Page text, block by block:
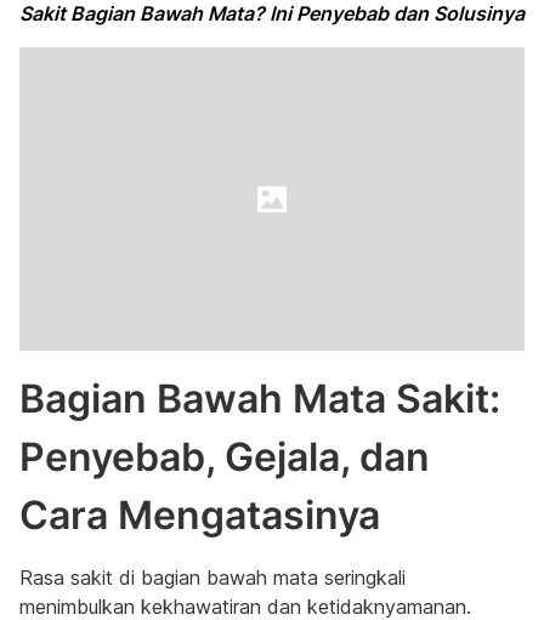
Sakit Bagian Bawah Mata? Ini Penyebab dan Solusinya
Bagian Bawah Mata Sakit:
Penyebab, Gejala, dan
Cara Mengatasinya
Rasa sakit di bagian bawah mata seringkali
menimbulkan kekhawatiran dan ketidaknyamanan.